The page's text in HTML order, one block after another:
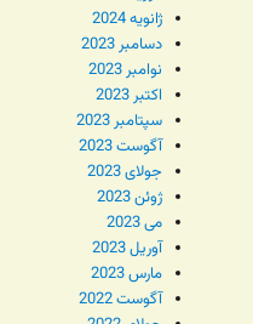
ژانویه 2024
دسامبر 2023
نوامبر 2023
اکتبر 2023
سپتامبر 2023
آگوست 2023
جولای 2023
ژوئن 2023
می 2023
آوریل 2023
مارس 2023
آگوست 2022